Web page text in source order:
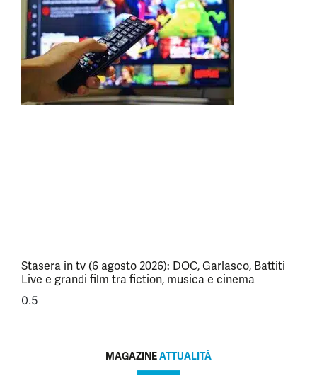
Stasera in tv (6 agosto 2026): DOC, Garlasco, Battiti
Live e grandi film tra fiction, musica e cinema
MAGAZINEATTUALITÀ